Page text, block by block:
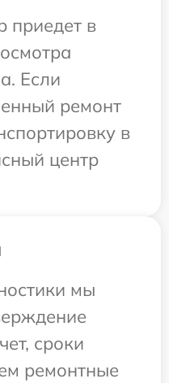
приедет в
Если
ремонт
в
центр
мы
сроки
ремонтные